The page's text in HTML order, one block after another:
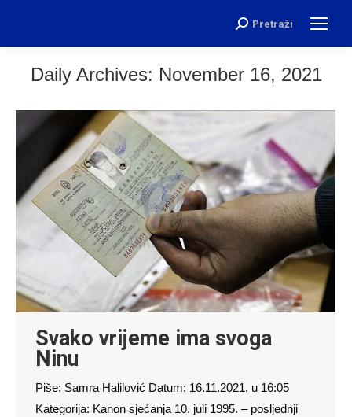
Search:
Pretraži
Daily Archives: November 16, 2021
Svako vrijeme ima svoga
Ninu
Piše: Samra Halilović Datum: 16.11.2021. u 16:05
Kategorija: Kanon sjećanja 10. juli 1995. – posljednji